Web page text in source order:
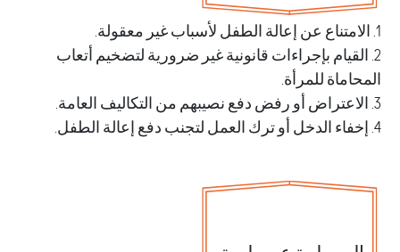
بإجراءات قانونية غير ضرورية لتضخيم أتعاب
للمرأة.